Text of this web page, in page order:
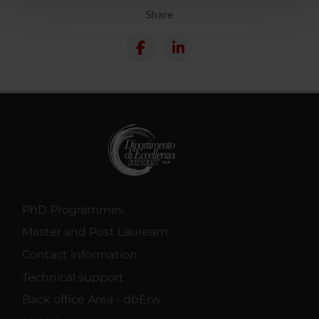
raccolto dal tuo utilizzo dei loro servizi.
Share
PhD Programmes
Master and Post Lauream
Contact information
Technical support
Back office Area - dbErw